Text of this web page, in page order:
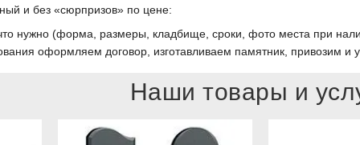
и без «сюрпризов» по цене:
нужно (форма, размеры, кладбище, сроки, фото места при
оформляем договор, изготавливаем памятник, привозим и
Наши товары и